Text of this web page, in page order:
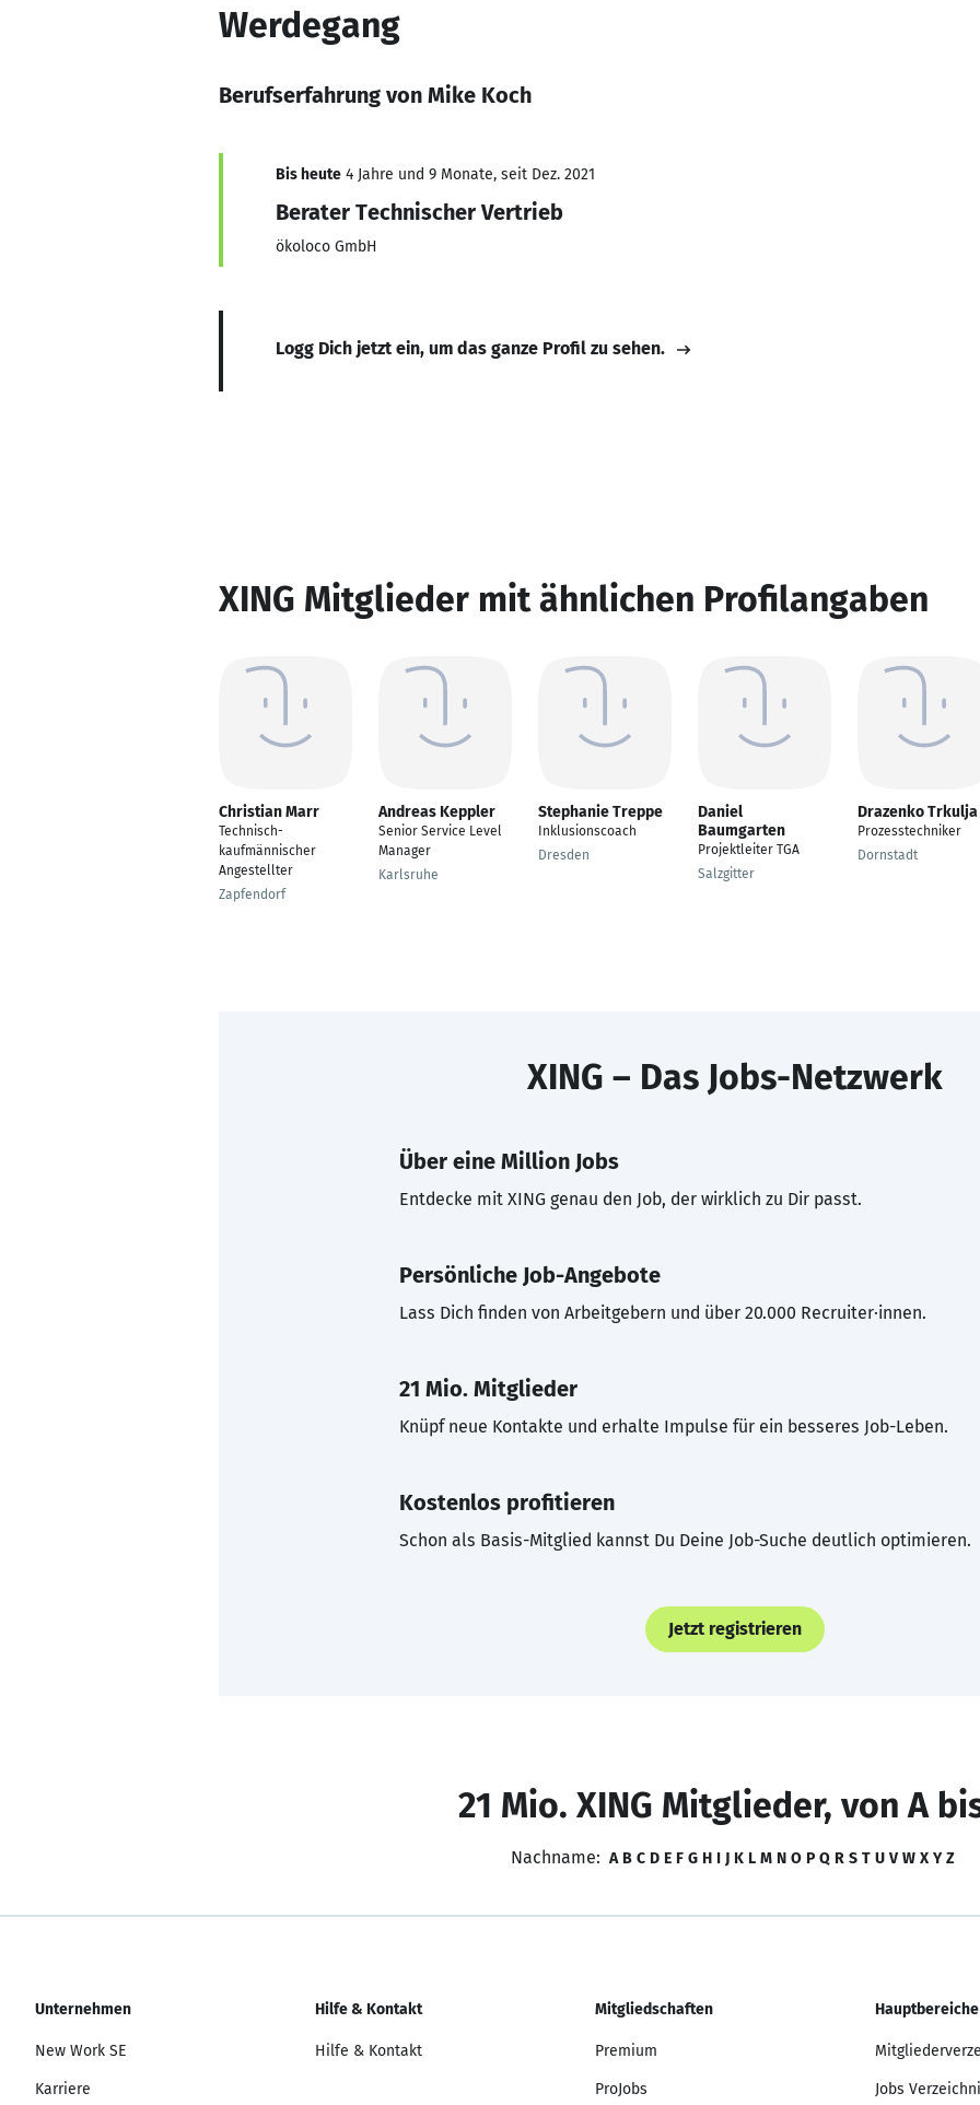
Werdegang
Berufserfahrung von Mike Koch
Bis heute 4 Jahre und 9 Monate, seit Dez. 2021
Berater Technischer Vertrieb
ökoloco GmbH
Logg Dich jetzt ein, um das ganze Profil zu sehen.
XING Mitglieder mit ähnlichen Profilangaben
Christian Marr
Technisch-
kaufmännischer
Angestellter
Zapfendorf
Andreas Keppler
Senior Service Level
Manager
Karlsruhe
Stephanie Treppe
Inklusionscoach
Dresden
Daniel
Baumgarten
Projektleiter TGA
Salzgitter
Drazenko Trkulja
Prozesstechniker
Dornstadt
XING – Das Jobs-Netzwerk
Über eine Million Jobs
Entdecke mit XING genau den Job, der wirklich zu Dir passt.
Persönliche Job-Angebote
Lass Dich finden von Arbeitgebern und über 20.000 Recruiter·innen.
21 Mio. Mitglieder
Knüpf neue Kontakte und erhalte Impulse für ein besseres Job-Leben.
Kostenlos profitieren
Schon als Basis-Mitglied kannst Du Deine Job-Suche deutlich optimieren.
Jetzt registrieren
21 Mio. XING Mitglieder, von A
Nachname: A B C D E F G H I J K L M N O P Q R S T U V W X Y Z
Unternehmen
New Work SE
Karriere
Hilfe & Kontakt
Hilfe & Kontakt
Mitgliedschaften
Premium
ProJobs
Hauptbereiche
Jobs